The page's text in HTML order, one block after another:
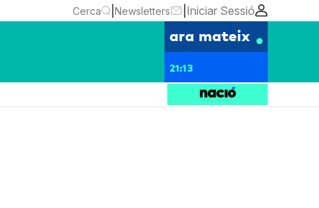
Cerca Newsletters Iniciar Sessió
ara mateix
21:13